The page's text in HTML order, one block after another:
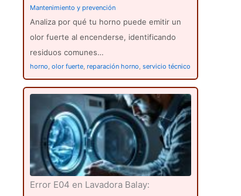
Mantenimiento y prevención
Analiza por qué tu horno puede emitir un
olor fuerte al encenderse, identificando
residuos comunes…
horno, olor fuerte, reparación horno, servicio técnico
Error E04 en Lavadora Balay: